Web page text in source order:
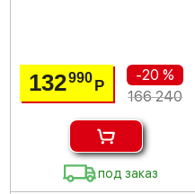
132990Р
-20 %
166 240
под заказ